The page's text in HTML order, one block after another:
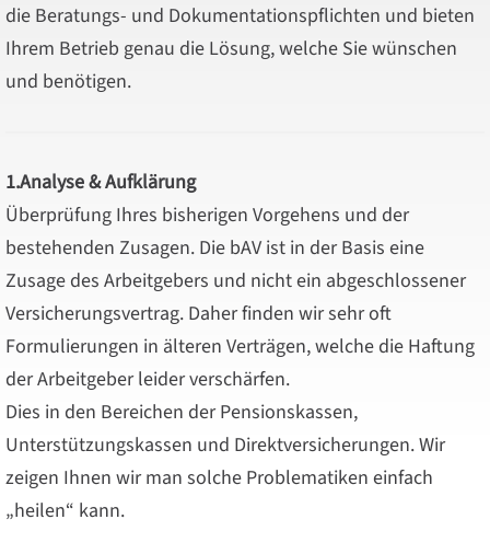
die Beratungs- und Dokumentationspflichten und bieten
Ihrem Betrieb genau die Lösung, welche Sie wünschen
und benötigen.
1.Analyse & Aufklärung
Überprüfung Ihres bisherigen Vorgehens und der
bestehenden Zusagen. Die bAV ist in der Basis eine
Zusage des Arbeitgebers und nicht ein abgeschlossener
Versicherungsvertrag. Daher finden wir sehr oft
Formulierungen in älteren Verträgen, welche die Haftung
der Arbeitgeber leider verschärfen.
Dies in den Bereichen der Pensionskassen,
Unterstützungskassen und Direktversicherungen. Wir
zeigen Ihnen wir man solche Problematiken einfach
„heilen“ kann.